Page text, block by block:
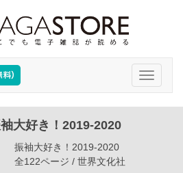
Toggle
大好き！2019-2020
振袖大好き！2019-2020
全122ページ / 世界文化社